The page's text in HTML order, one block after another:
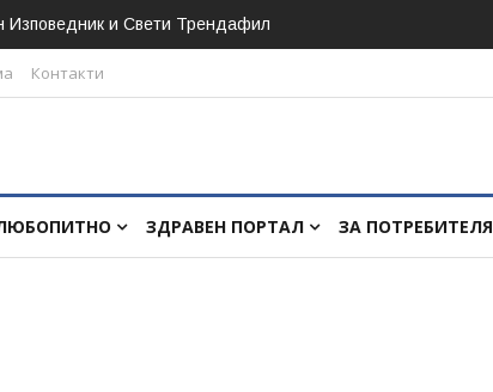
Изповедник и Свети Трендафил
Контакти
ЗДРАВЕН ПОРТАЛ ЗА ПОТРЕБИТЕЛЯ